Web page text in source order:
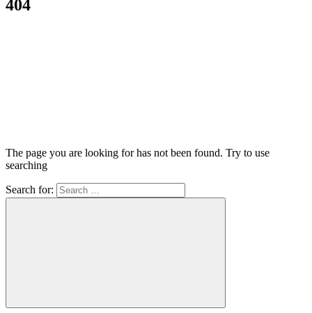
404
The page you are looking for has not been found. Try to use
searching
Search for: